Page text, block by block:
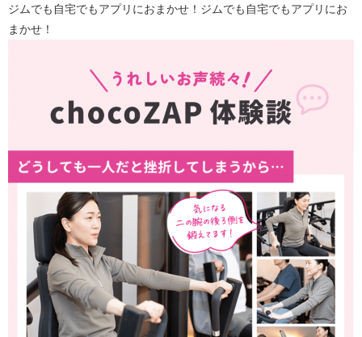
ジムでも自宅でもアプリにおまかせ！ジムでも自宅でもアプリにお
まかせ！